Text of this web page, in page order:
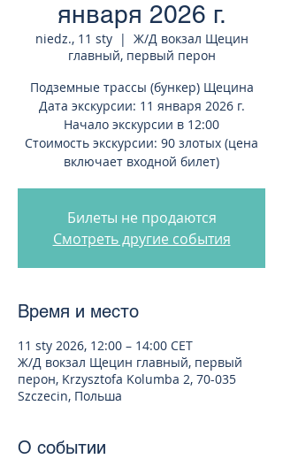
января 2026 г.
niedz., 11 sty
  |
Ж/Д вокзал Щецин
главный, первый перон
Подземные трассы (бункер) Щецина
Дата экскурсии: 11 января 2026 г.
Начало экскурсии в 12:00
Стоимость экскурсии: 90 злотых (цена
включает входной билет)
Билеты не продаются
Смотреть другие события
Время и место
11 sty 2026, 12:00 – 14:00 CET
Ж/Д вокзал Щецин главный, первый
перон, Krzysztofa Kolumba 2, 70-035
Szczecin, Польша
О событии